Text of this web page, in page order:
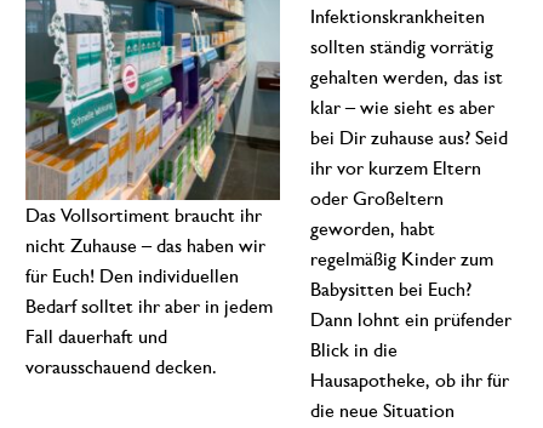
Das Vollsortiment braucht ihr
nicht Zuhause – das haben wir
für Euch! Den individuellen
Bedarf solltet ihr aber in jedem
Fall dauerhaft und
vorausschauend decken.
Infektionskrankheiten
sollten ständig vorrätig
gehalten werden, das ist
klar – wie sieht es aber
bei Dir zuhause aus? Seid
ihr vor kurzem Eltern
oder Großeltern
geworden, habt
regelmäßig Kinder zum
Babysitten bei Euch?
Dann lohnt ein prüfender
Blick in die
Hausapotheke, ob ihr für
die neue Situation